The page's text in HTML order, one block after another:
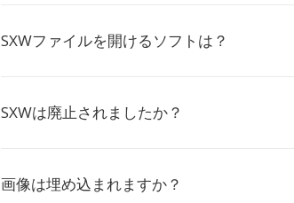
SXWファイルを開けるソフトは？
SXWは廃止されましたか？
画像は埋め込まれますか？